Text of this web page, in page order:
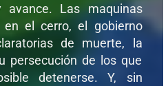
avance. Las maquinas
en el cerro, el gobierno
de muerte, la
persecución de los que
detenerse. Y, sin